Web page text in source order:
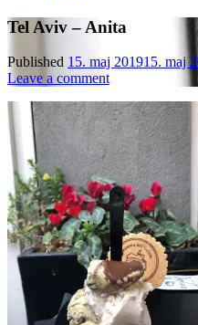
Tel Aviv – Anita
Published 15. maj 201915. maj
Leave a comment